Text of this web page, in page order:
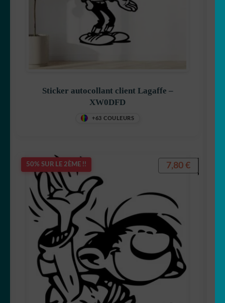
Mario Bross
Maya l’abeille
Sticker autocollant client Lagaffe –
XW0DFD
+63 COULEURS
50% SUR LE 2ÈME !! 7,80 €